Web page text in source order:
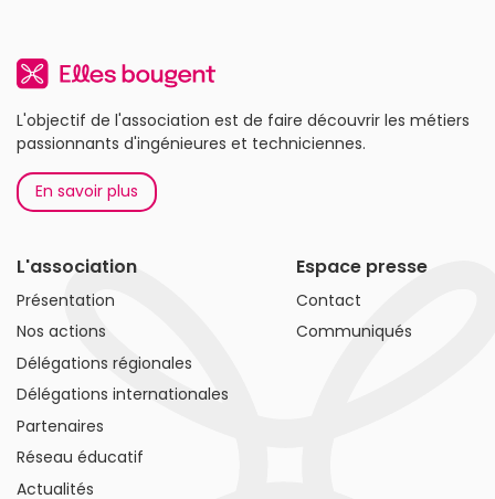
L'objectif de l'association est de faire découvrir les métiers
passionnants d'ingénieures et techniciennes.
En savoir plus
L'association
Présentation
Nos actions
Délégations régionales
Délégations internationales
Partenaires
Réseau éducatif
Actualités
Espace presse
Contact
Communiqués